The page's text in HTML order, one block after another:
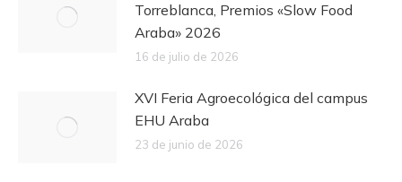
Torreblanca, Premios «Slow Food
Araba» 2026
16 de julio de 2026
XVI Feria Agroecológica del campus
EHU Araba
23 de junio de 2026